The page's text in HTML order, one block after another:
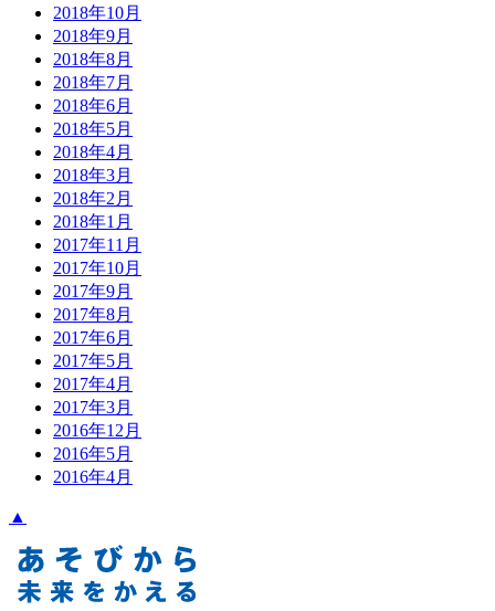
2018年10月
2018年9月
2018年8月
2018年7月
2018年6月
2018年5月
2018年4月
2018年3月
2018年2月
2018年1月
2017年11月
2017年10月
2017年9月
2017年8月
2017年6月
2017年5月
2017年4月
2017年3月
2016年12月
2016年5月
2016年4月
▲